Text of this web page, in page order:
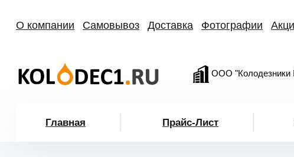
О компании Самовывоз Доставка Фотографии
ООО
Главная Прайс-Лист